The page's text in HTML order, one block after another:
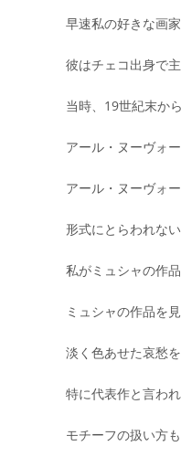
早速私の好きな画
彼はチェコ出身で
当時、19世紀末か
アール・ヌーヴォ
アール・ヌーヴォ
形式にとらわれな
私がミュシャの作
ミュシャの作品を
淡く色あせた哀愁
特に代表作と言わ
モチーフの扱い方